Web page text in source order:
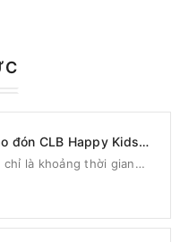
đón CLB Happy Kids
nhạc báo cáo khóa
chỉ là khoảng thời gian
là cơ hội để các tài năng
dưỡng đam mê nghệ
điểm đến để CLB Happy